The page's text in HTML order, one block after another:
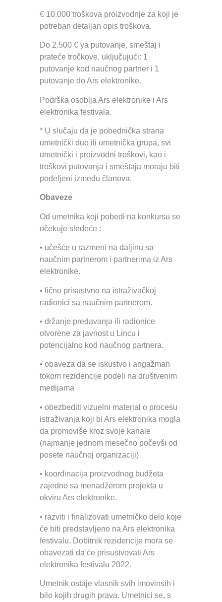
€ 10.000 troškova proizvodnje za koji je
potreban detaljan opis troškova.
Do 2.500 € ya putovanje, smeštaj i
prateće tročkove, uključujući: 1
putovanje kod naučnog partner i 1
putovanje do Ars elektronike.
Podrška osoblja Ars elektronike i Ars
elektronika festivala.
* U slučaju da je pobednička strana
umetnički duo ili umetnička grupa, svi
umetnički i proizvodni troškovi, kao i
troškovi putovanja i smeštaja moraju biti
podeljeni između članova.
Obaveze
Od umetnika koji pobedi na konkursu se
očekuje sledeće :
• učešće u razmeni na daljinu sa
naučnim partnerom i partnerima iz Ars
elektronike.
• lično prisustvno na istraživačkoj
radionici sa naučnim partnerom.
• držanje predavanja ili radionice
otvorene za javnost u Lincu i
potencijalno kod naučnog partnera.
• obaveza da se iskustvo i angažman
tokom rezidencije podeli na društvenim
medijama
• obezbediti vizuelni material o procesu
istraživanja koji bi Ars elektronika mogla
da promoviše kroz svoje kanale
(najmanje jednom mesečno počevši od
posete naučnoj organizaciji)
• koordinacija proizvodnog budžeta
zajedno sa menadžerom projekta u
okviru Ars elektronike.
• razviti i finalizovati umetničko delo koje
će biti predstavljeno na Ars elektronika
festivalu. Dobitnik rezidencije mora se
obavezati da će prisustvovati Ars
elektronika festivalu 2022.
Umetnik ostaje vlasnik svih imovinsih i
bilo kojih drugih prava. Umetnici se, s